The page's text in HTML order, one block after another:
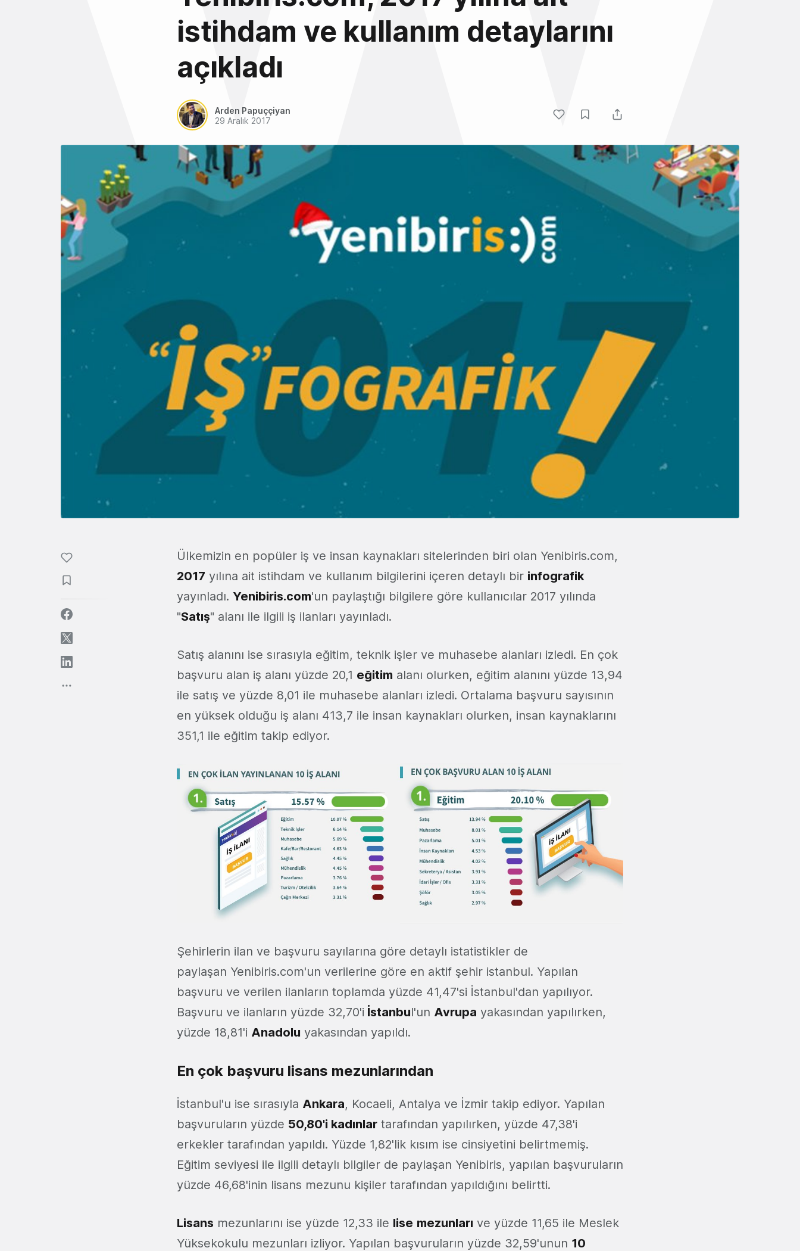
istihdam ve kullanım detaylarını
açıkladı
Arden Papuççiyan
29 Aralık 2017
Ülkemizin en popüler iş ve insan kaynakları sitelerinden biri olan Yenibiris.com,
2017 yılına ait istihdam ve kullanım bilgilerini içeren detaylı bir infografik
yayınladı. Yenibiris.com'un paylaştığı bilgilere göre kullanıcılar 2017 yılında
"Satış" alanı ile ilgili iş ilanları yayınladı.
Satış alanını ise sırasıyla eğitim, teknik işler ve muhasebe alanları izledi. En çok
başvuru alan iş alanı yüzde 20,1 eğitim alanı olurken, eğitim alanını yüzde 13,94
ile satış ve yüzde 8,01 ile muhasebe alanları izledi. Ortalama başvuru sayısının
en yüksek olduğu iş alanı 413,7 ile insan kaynakları olurken, insan kaynaklarını
351,1 ile eğitim takip ediyor.
Şehirlerin ilan ve başvuru sayılarına göre detaylı istatistikler de
paylaşan Yenibiris.com'un verilerine göre en aktif şehir istanbul. Yapılan
başvuru ve verilen ilanların toplamda yüzde 41,47'si İstanbul'dan yapılıyor.
Başvuru ve ilanların yüzde 32,70'i İstanbul'un Avrupa yakasından yapılırken,
yüzde 18,81'i Anadolu yakasından yapıldı.
En çok başvuru lisans mezunlarından
İstanbul'u ise sırasıyla Ankara, Kocaeli, Antalya ve İzmir takip ediyor. Yapılan
başvuruların yüzde 50,80'i kadınlar tarafından yapılırken, yüzde 47,38'i
erkekler tarafından yapıldı. Yüzde 1,82'lik kısım ise cinsiyetini belirtmemiş.
Eğitim seviyesi ile ilgili detaylı bilgiler de paylaşan Yenibiris, yapılan başvuruların
yüzde 46,68'inin lisans mezunu kişiler tarafından yapıldığını belirtti.
Lisans mezunlarını ise yüzde 12,33 ile lise mezunları ve yüzde 11,65 ile Meslek
Yüksekokulu mezunları izliyor. Yapılan başvuruların yüzde 32,59'unun 10